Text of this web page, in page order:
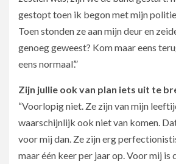
gestopt toen ik begon met mijn
Toen stonden ze aan mijn deur en
genoeg geweest? Kom maar eens
eens normaal’.”
Zijn jullie ook van plan iets uit te
“Voorlopig niet. Ze zijn van mijn
waarschijnlijk ook niet van komen.
voor mij dan. Ze zijn erg
maar één keer per jaar op. Voor mij is